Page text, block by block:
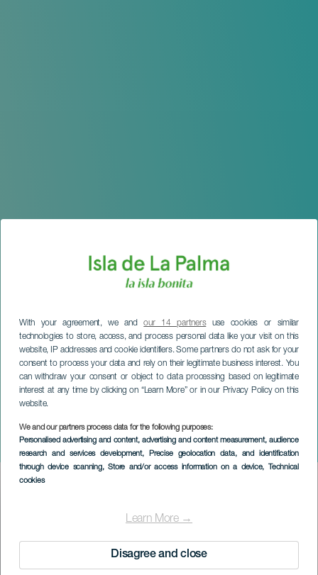
With your agreement, we andour 14 partnersuse cookies or similar
technologies to store, access, and process personal data like your visit on this
website, IP addresses and cookie identifiers. Some partners do not ask for your
consent to process your data and rely on their legitimate business interest. You
can withdraw your consent or object to data processing based on legitimate
interest at any time by clicking on “Learn More” or in our Privacy Policy on this
website.
We and our partners process data for the following purposes:
Personalised advertising and content, advertising and content measurement, audience
research and services development, Precise geolocation data, and identification
through device scanning, Store and/or access information on a device, Technical
cookies
Learn More →
Disagree and close
Loquillo i konsert
LA PALMA
Imagen